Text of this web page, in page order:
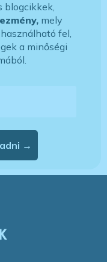
blogcikkek,
mely
fel,
a minőségi
Nem akarok lemaradni →